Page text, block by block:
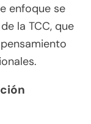
enfoque se
la TCC, que